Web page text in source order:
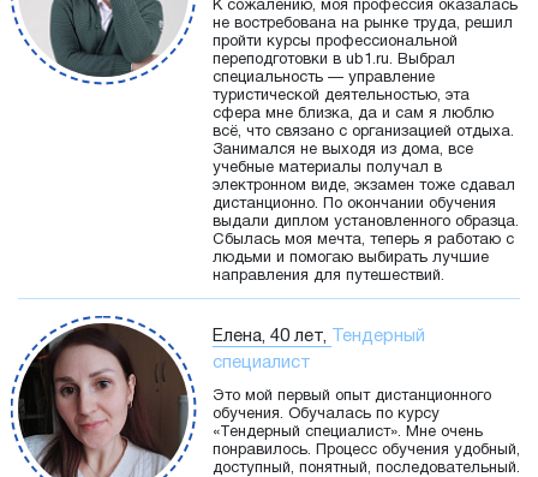
К сожалению, моя профессия оказалась
не востребована на рынке труда, решил
пройти курсы профессиональной
переподготовки в ub1.ru. Выбрал
специальность — управление
туристической деятельностью, эта
сфера мне близка, да и сам я люблю
всё, что связано с организацией отдыха.
Занимался не выходя из дома, все
учебные материалы получал в
электронном виде, экзамен тоже сдавал
дистанционно. По окончании обучения
выдали диплом установленного образца.
Сбылась моя мечта, теперь я работаю с
людьми и помогаю выбирать лучшие
направления для путешествий.
Елена, 40 лет,
Тендерный
специалист
Это мой первый опыт дистанционного
обучения. Обучалась по курсу
«Тендерный специалист». Мне очень
понравилось. Процесс обучения удобный,
доступный, понятный, последовательный.